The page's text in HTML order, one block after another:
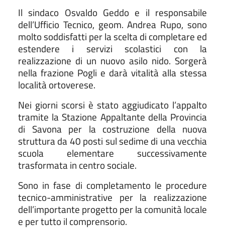
Il sindaco Osvaldo Geddo e il responsabile
dell’Ufficio Tecnico, geom. Andrea Rupo, sono
molto soddisfatti per la scelta di completare ed
estendere i servizi scolastici con la
realizzazione di un nuovo asilo nido. Sorgerà
nella frazione Pogli e darà vitalità alla stessa
località ortoverese.
Nei giorni scorsi è stato aggiudicato l’appalto
tramite la Stazione Appaltante della Provincia
di Savona per la costruzione della nuova
struttura da 40 posti sul sedime di una vecchia
scuola elementare successivamente
trasformata in centro sociale.
Sono in fase di completamento le procedure
tecnico-amministrative per la realizzazione
dell’importante progetto per la comunità locale
e per tutto il comprensorio.